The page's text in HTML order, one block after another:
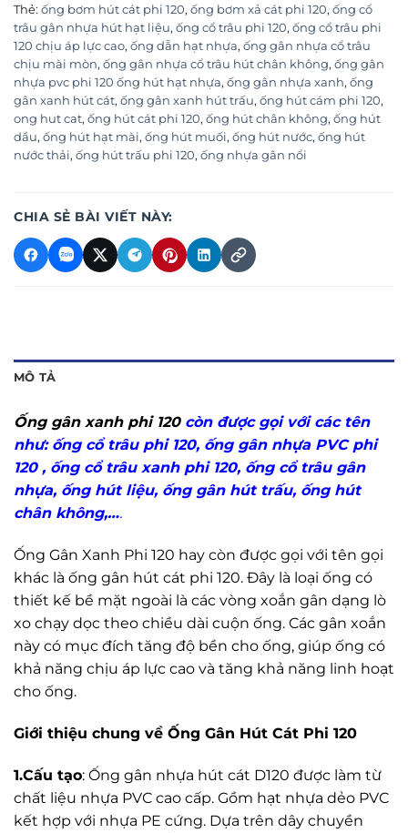
Thẻ: ống bơm hút cát phi 120, ống bơm xả cát phi 120, ống cổ
trâu gân nhựa hút hạt liệu, ống cổ trâu phi 120, ống cổ trâu phi
120 chịu áp lực cao, ống dẫn hạt nhựa, ống gân nhựa cổ trâu
chịu mài mòn, ống gân nhựa cổ trâu hút chân không, ống gân
nhựa pvc phi 120 ống hút hạt nhựa, ống gân nhựa xanh, ống
gân xanh hút cát, ống gân xanh hút trấu, ống hút cám phi 120,
ong hut cat, ống hút cát phi 120, ống hút chân không, ống hút
dầu, ống hút hạt mài, ống hút muối, ống hút nước, ống hút
nước thải, ống hút trấu phi 120, ống nhựa gân nổi
CHIA SẺ BÀI VIẾT NÀY:
MÔ TẢ
Ống gân xanh phi 120 còn được gọi với các tên
như: ống cổ trâu phi 120, ống gân nhựa PVC phi
120 , ống cổ trâu xanh phi 120, ống cổ trâu gân
nhựa, ống hút liệu, ống gân hút trấu, ống hút
chân không,….
Ống Gân Xanh Phi 120 hay còn được gọi với tên gọi
khác là ống gân hút cát phi 120. Đây là loại ống có
thiết kế bề mặt ngoài là các vòng xoắn gân dạng lò
xo chạy dọc theo chiều dài cuộn ống. Các gân xoắn
này có mục đích tăng độ bền cho ống, giúp ống có
khả năng chịu áp lực cao và tăng khả năng linh hoạt
cho ống.
Giới thiệu chung về Ống Gân Hút Cát Phi 120
1.Cấu tạo: Ống gân nhựa hút cát D120 được làm từ
chất liệu nhựa PVC cao cấp. Gồm hạt nhựa dẻo PVC
kết hợp với nhựa PE cứng. Dựa trên dây chuyền